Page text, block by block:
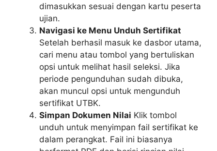
dimasukkan sesuai dengan kartu peserta
ujian.
Navigasi ke Menu Unduh Sertifikat
Setelah berhasil masuk ke dasbor utama,
cari menu atau tombol yang bertuliskan
opsi untuk melihat hasil seleksi. Jika
periode pengunduhan sudah dibuka,
akan muncul opsi untuk mengunduh
sertifikat UTBK.
Simpan Dokumen Nilai Klik tombol
unduh untuk menyimpan fail sertifikat ke
dalam perangkat. Fail ini biasanya